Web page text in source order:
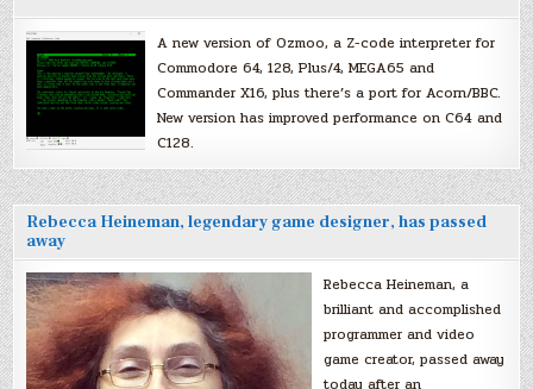
A new version of Ozmoo, a Z-code interpreter for
Commodore 64, 128, Plus/4, MEGA65 and
Commander X16, plus there’s a port for Acorn/BBC.
New version has improved performance on C64 and
C128.
Rebecca Heineman, legendary game designer, has passed
away
Rebecca Heineman, a
brilliant and accomplished
programmer and video
game creator, passed away
today after an